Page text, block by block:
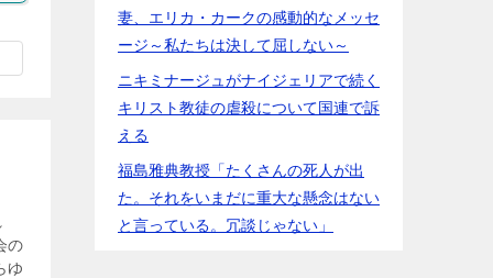
の
ゆ
妻、エリカ・カークの感動的なメッセ
ージ～私たちは決して屈しない～
ニキミナージュがナイジェリアで続く
キリスト教徒の虐殺について国連で訴
える
福島雅典教授「たくさんの死人が出
た。それをいまだに重大な懸念はない
と言っている。冗談じゃない」